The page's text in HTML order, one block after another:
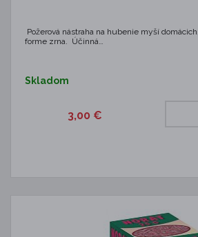
Požerová nástraha na hubenie myší
forme zrna. Účinná…
Skladom
3,00 €